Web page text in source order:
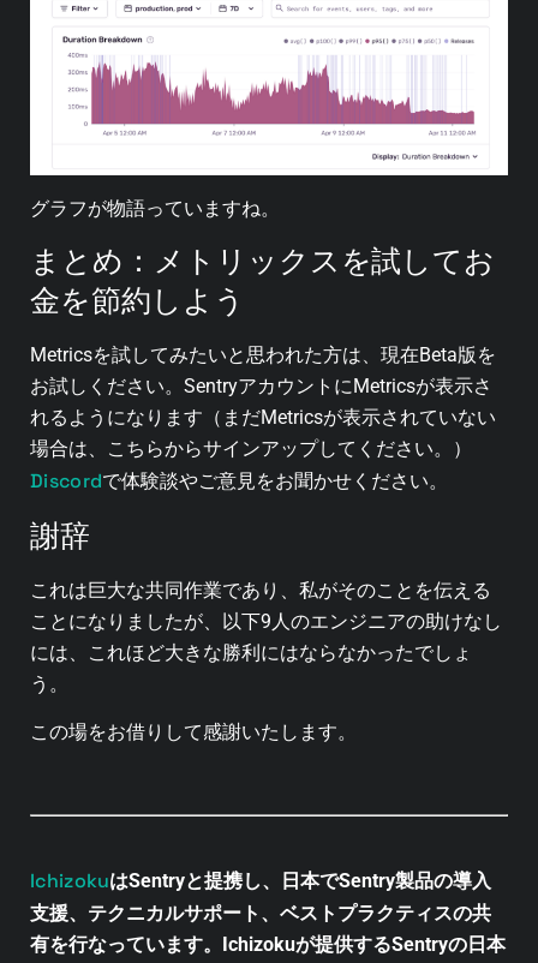
グラフが物語っていますね。
まとめ：メトリックスを試してお
金を節約しよう
Metricsを試してみたいと思われた方は、現在Beta版を
お試しください。SentryアカウントにMetricsが表示さ
れるようになります（まだMetricsが表示されていない
場合は、こちらからサインアップしてください。）
Discordで体験談やご意見をお聞かせください。
謝辞
これは巨大な共同作業であり、私がそのことを伝える
ことになりましたが、以下9人のエンジニアの助けなし
には、これほど大きな勝利にはならなかったでしょ
う。
この場をお借りして感謝いたします。
IchizokuはSentryと提携し、日本でSentry製品の導入
支援、テクニカルサポート、ベストプラクティスの共
有を行なっています。Ichizokuが提供するSentryの日本